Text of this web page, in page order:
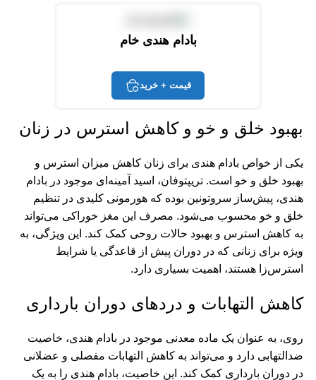
بادام هندی خام
قیمت + خرید
بهبود خلق‌ و خو و کاهش استرس در زنان
یکی از خواص بادام هندی برای زنان کاهش میزان استرس و
بهبود خلق و خو است. تریپتوفان، اسید آمینه‌ای موجود در بادام
هندی، پیش‌ساز سروتونین بوده که هورمونی کلیدی در تنظیم
خلق‌ و خو محسوب می‌شود. مصرف این مغز خوراکی می‌تواند
به کاهش استرس و بهبود حالات روحی کمک کند. این ویژگی، به
‌ویژه برای زنانی که در دوران پیش از قاعدگی یا شرایط
استرس‌زا هستند، اهمیت بسیاری دارد.
کاهش التهابات و دردهای دوران بارداری
روی، به عنوان یک ماده معدنی موجود در بادام هندی، خاصیت
ضدالتهابی دارد و می‌تواند به کاهش التهابات مفصلی و عضلانی
در دوران بارداری کمک کند. این خاصیت، بادام هندی را به یک